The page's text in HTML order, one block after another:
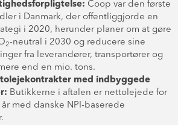
Coop var den første
i Danmark, der offentliggjorde en
i 2020, herunder planer om at gøre
2-neutral i 2030 og reducere sine
fra leverandører, transportører og
end en mio. tons.
med indbyggede
Butikkerne i aftalen er nettolejede for
med danske NPI-baserede